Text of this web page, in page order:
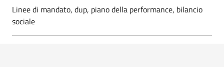
Linee di mandato, dup, piano della performance, bilancio
sociale